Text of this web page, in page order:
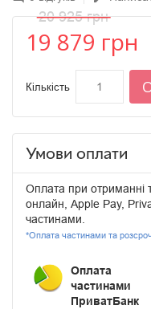
20 925 грн
19 879 грн
Кількість
Умови оплати
Оплата при отриманні
онлайн, Apple Pay,
частинами.
*Оплата частинами та
Оплата
частинами
ПриватБанк